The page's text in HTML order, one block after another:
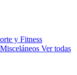
y Fitness
Misceláneos Ver todas